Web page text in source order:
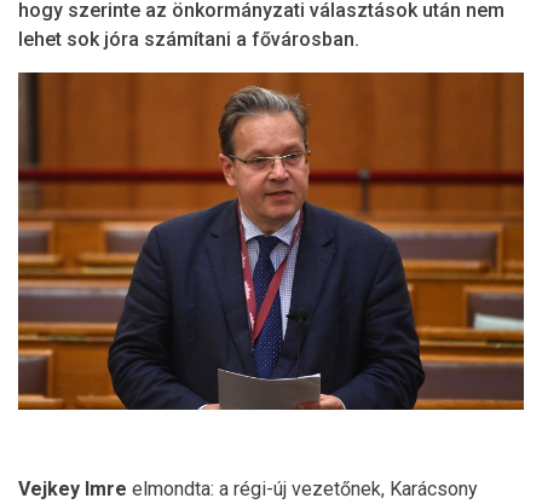
hogy szerinte az önkormányzati választások után nem
lehet sok jóra számítani a fővárosban.
Vejkey Imre elmondta: a régi-új vezetőnek, Karácsony